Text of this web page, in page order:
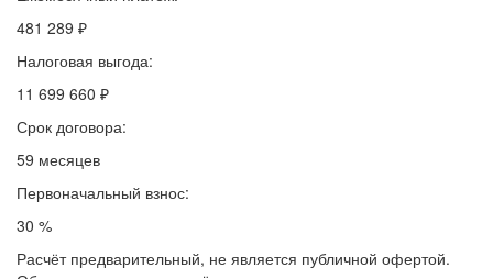
481 289 ₽
Налоговая выгода:
11 699 660 ₽
Срок договора:
59 месяцев
Первоначальный взнос:
30 %
Расчёт предварительный, не является публичной офертой.